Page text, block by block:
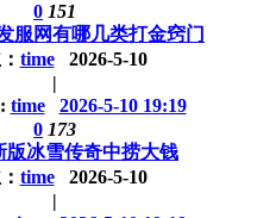
0 151
服网有哪几类打金窍门
time
2026-5-10
|
time
2026-5-10 19:19
0 173
版冰雪传奇中捞大钱
time
2026-5-10
|